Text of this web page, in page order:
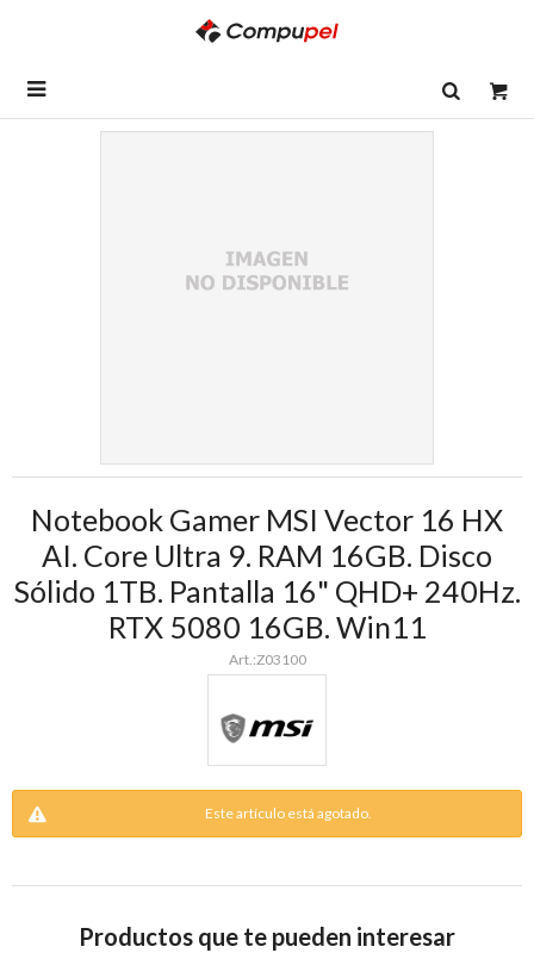

Notebook Gamer MSI Vector 16 HX
AI. Core Ultra 9. RAM 16GB. Disco
Sólido 1TB. Pantalla 16" QHD+ 240Hz.
RTX 5080 16GB. Win11
Z03100
Este artículo está agotado.
Productos que te pueden interesar